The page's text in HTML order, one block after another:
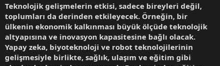
Teknolojik gelişmelerin etkisi, sadece bireyleri değil,
toplumları da derinden etkileyecek. Örneğin, bir
ülkenin ekonomik kalkınması büyük ölçüde teknolojik
altyapısına ve inovasyon kapasitesine bağlı olacak.
Yapay zeka, biyoteknoloji ve robot teknolojilerinin
gelişmesiyle birlikte, sağlık, ulaşım ve eğitim gibi